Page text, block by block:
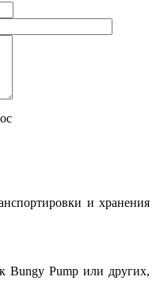
и хранения
Bungy Pump или других,